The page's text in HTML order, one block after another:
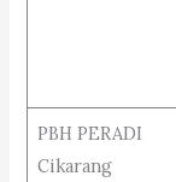
PBH PERADI
Cikarang